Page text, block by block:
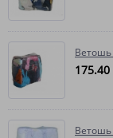
Ветошь
175.40
Ветошь